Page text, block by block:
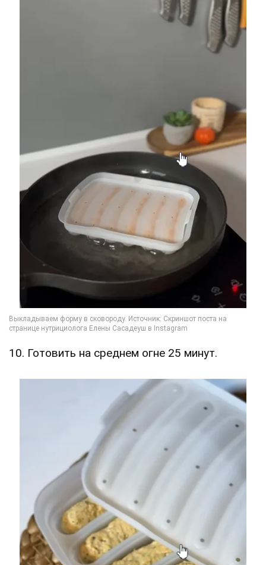
10. Готовить на среднем огне 25 минут.